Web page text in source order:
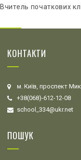
Вчитель початкових
КОНТАКТИ
м. Київ, проспект
+38(068)-612-12-08
school_334@ukr.net
ПОШУК